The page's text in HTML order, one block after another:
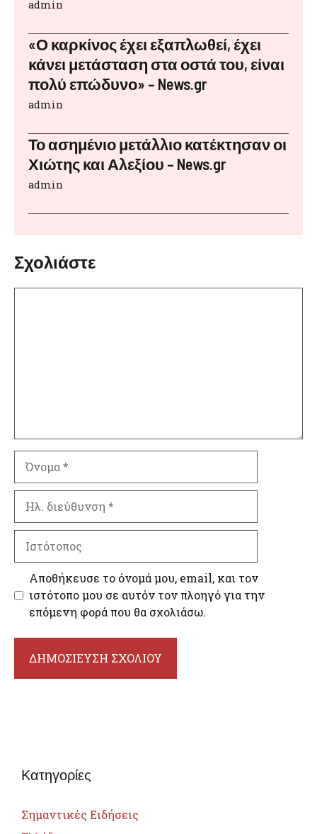
admin
«Ο καρκίνος έχει εξαπλωθεί, έχει
κάνει μετάσταση στα οστά του, είναι
πολύ επώδυνο» – News.gr
admin
Το ασημένιο μετάλλιο κατέκτησαν οι
Χιώτης και Αλεξίου – News.gr
admin
Σχολιάστε
διεύθυνση
Αποθήκευσε το όνομά μου, email, και τον
ιστότοπο μου σε αυτόν τον πλοηγό για την
επόμενη φορά που θα σχολιάσω.
Κατηγορίες
Σημαντικές Ειδήσεις